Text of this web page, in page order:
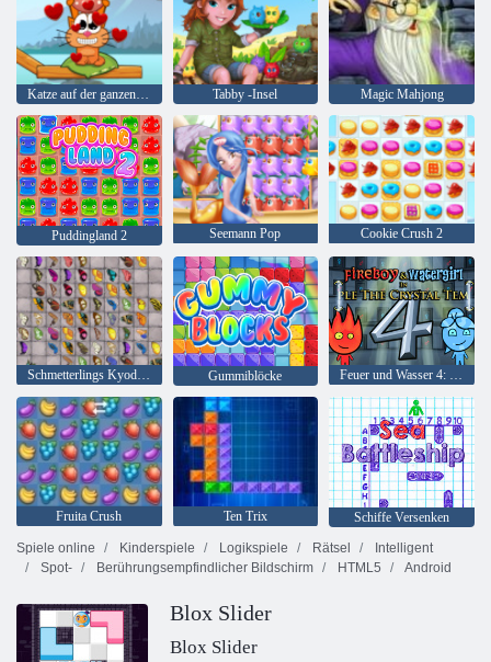
Katze auf der ganzen Welt - Alpenseen Tabby -Insel Magic Mahjong
Puddingland 2 Seemann Pop Cookie Crush 2
Schmetterlings Kyodai HD Gummiblöcke Feuer und Wasser 4: Kristalltempel
Fruita Crush Ten Trix
Schiffe Versenken
Spiele online
Kinderspiele Logikspiele Rätsel
Intelligent
Spot-
Berührungsempfindlicher Bildschirm HTML5 Android
Blox Slider
Blox Slider